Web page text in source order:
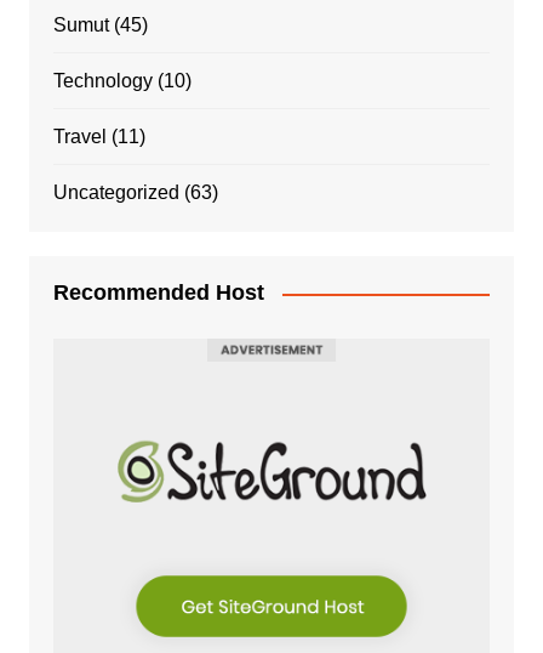
Sumut(45)
Technology(10)
Travel (11)
Uncategorized (63)
Recommended Host